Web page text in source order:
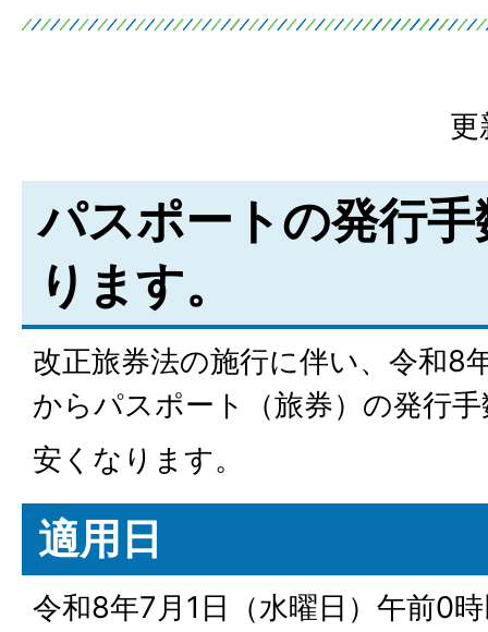
更
パスポートの発行
ります。
改正旅券法の施行に伴い、令和8
からパスポート（旅券）の発行
安くなります。
適用日
令和8年7月1日（水曜日）午前0